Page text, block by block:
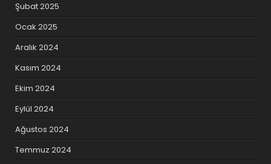
Şubat 2025
Ocak 2025
Aralık 2024
Kasım 2024
Ekim 2024
Eylül 2024
Ağustos 2024
Temmuz 2024